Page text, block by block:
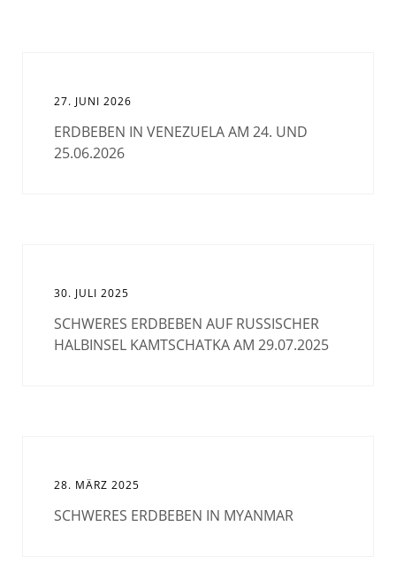
27. JUNI 2026
ERDBEBEN IN VENEZUELA AM 24. UND
25.06.2026
30. JULI 2025
SCHWERES ERDBEBEN AUF RUSSISCHER
HALBINSEL KAMTSCHATKA AM 29.07.2025
28. MÄRZ 2025
SCHWERES ERDBEBEN IN MYANMAR